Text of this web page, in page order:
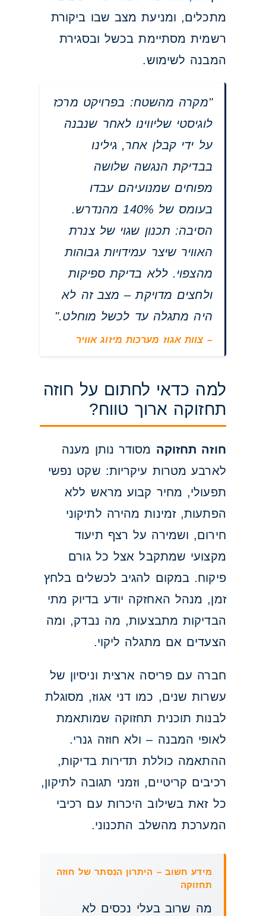
מתכלים, ומניעת מצב שבו ביקורת
רשמית מסתיימת בכשל ובסגירת
המבנה לשימוש.
"מקרה מהשטח: בפרויקט מרכז
לוגיסטי שליווינו לאחר שנבנה
על ידי קבלן אחר, גילינו
בבדיקת הנגשה שלושה
מפוחים שמנועיהם עבדו
בעומס של 140% מהנדרש.
הסיבה: תכנון שגוי של צנרת
האוויר שיצר עמידויות גבוהות
מהצפוי. ללא בדיקת ספיקות
ולחצים מדויקת – מצב זה לא
היה מתגלה עד לכשל מוחלט."
– צוות אגוז מערכות מיזוג אוויר
למה כדאי לחתום על חוזה
תחזוקה ארוך טווח?
חוזה תחזוקה מסודר נותן מענה
לארבע מטרות עיקריות: שקט נפשי
תפעולי, מחיר קבוע מראש ללא
הפתעות, זמינות מהירה לתיקוני
חירום, ושמירה על רצף תיעוד
מקצועי שמתקבל אצל כל גורם
פיקוח. במקום להגיב לכשלים בלחץ
זמן, מנהל האחזקה יודע בדיוק מתי
הבדיקות מתבצעות, מה נבדק, ומה
הצעדים אם מתגלה ליקוי.
חברה עם פריסה ארצית וניסיון של
עשרות שנים, כמו דני אגוז, מסוגלת
לבנות תוכנית תחזוקה שמותאמת
לאופי המבנה – ולא חוזה גנרי.
ההתאמה כוללת תדירות בדיקות,
רכיבים קריטיים, וזמני תגובה לתיקון,
כל זאת בשילוב היכרות עם רכיבי
המערכת מהשלב התכנוני.
מידע חשוב – היתרון הנסתר של חוזה
תחזוקה
מה שרוב בעלי נכסים לא